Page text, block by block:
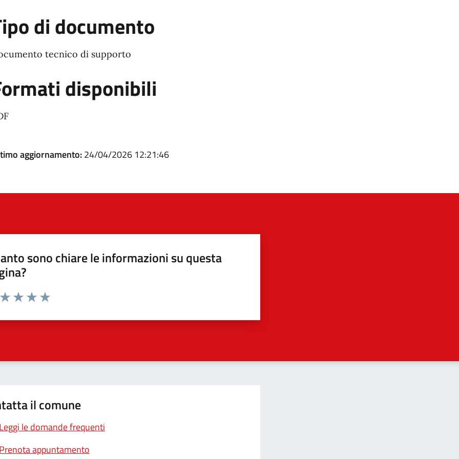
di documento
tecnico di supporto
disponibili
aggiornamento:24/04/2026 12:21:46
sono chiare le informazioni su questa
da 1 a 5 stelle la pagina
il comune
Leggi le domande frequenti
Prenota appuntamento